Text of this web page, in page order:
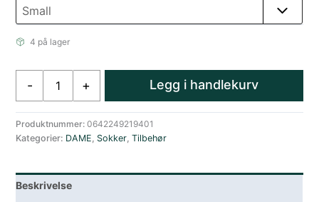
4 på lager
-
Ullsokk
med
Dame
antall
+ Legg i handlekurv
Produktnummer:0642249219401
Kategorier: DAME, Sokker,Tilbehør
Beskrivelse